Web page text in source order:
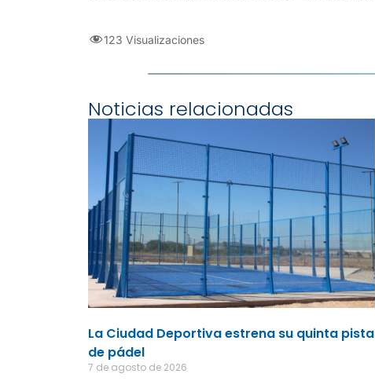
123 Visualizaciones
Noticias relacionadas
La Ciudad Deportiva estrena su quinta pista
de pádel
7 de agosto de 2026